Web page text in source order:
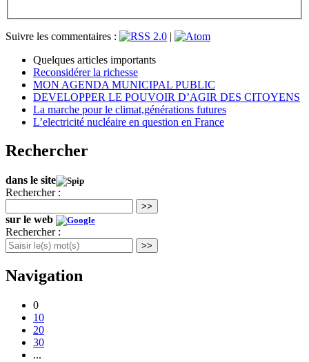
Suivre les commentaires :
|
Quelques articles importants
Reconsidérer la richesse
MON AGENDA MUNICIPAL PUBLIC
DEVELOPPER LE POUVOIR D’AGIR DES CITOYENS
La marche pour le climat,générations futures
L’electricité nucléaire en question en France
Rechercher
dans le site
Rechercher :
>>
sur le web
Rechercher :
>>
Navigation
0
10
20
30
...